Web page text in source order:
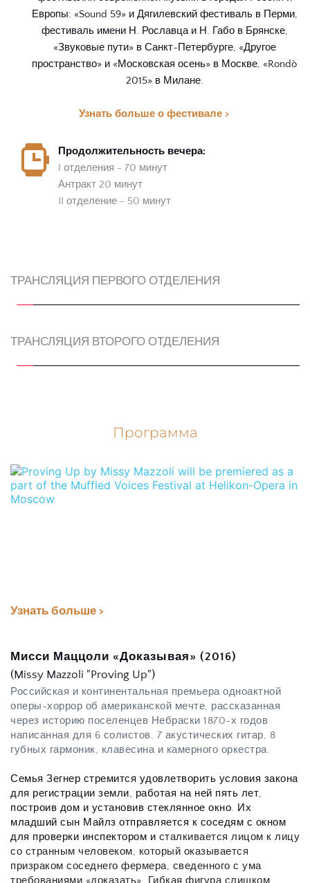
Европы: «Sound 59» и Дягилевский фестиваль в Перми,
фестиваль имени Н. Рославца и Н. Габо в Брянске,
«Звуковые пути» в Санкт-Петербурге, «Другое
пространство» и «Московская осень» в Москве, «Rondò
2015» в Милане.
Узнать больше о фестивале >
Продолжительность вечера:
I отделения - 70 минут
Антракт 20 минут
II отделение - 50 минут
ТРАНСЛЯЦИЯ ПЕРВОГО ОТДЕЛЕНИЯ
ТРАНСЛЯЦИЯ ВТОРОГО ОТДЕЛЕНИЯ
Программа
Узнать больше >
Мисси Маццоли «Доказывая» (2016)
(Missy Mazzoli "Proving Up")
Российская и континентальная премьера одноактной
оперы-хоррор об американской мечте, рассказанная
через историю поселенцев Небраски 1870-х годов
написанная для 6 солистов, 7 акустических гитар, 8
губных гармоник, клавесина и камерного оркестра.
Семья Зегнер стремится удовлетворить условия закона
для регистрации земли, работая на ней пять лет,
построив дом и установив стеклянное окно. Их
младший сын Майлз отправляется к соседям с окном
для проверки инспектором и сталкивается лицом к лицу
со странным человеком, который оказывается
призраком соседнего фермера, сведенного с ума